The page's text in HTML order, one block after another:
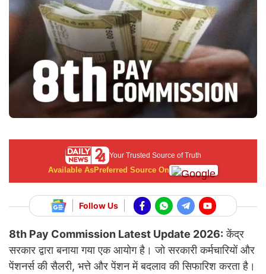
Your Trusted Source of Truth
Available AsPreferred Source On
Follow Us
8th Pay Commission Latest Update 2026: केंद्र
सरकार द्वारा बनाया गया एक आयोग है। जो सरकारी कर्मचारियों और
पेंशनर्स की सैलरी, भत्ते और पेंशन में बदलाव की सिफारिश करता है।